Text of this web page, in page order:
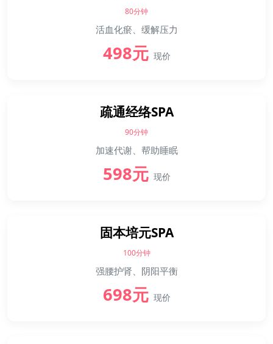
80分钟
活血化瘀、缓解压力
498元 现价
疏通经络SPA
90分钟
加速代谢、帮助睡眠
598元 现价
固本培元SPA
100分钟
强腰护肾、阴阳平衡
698元 现价